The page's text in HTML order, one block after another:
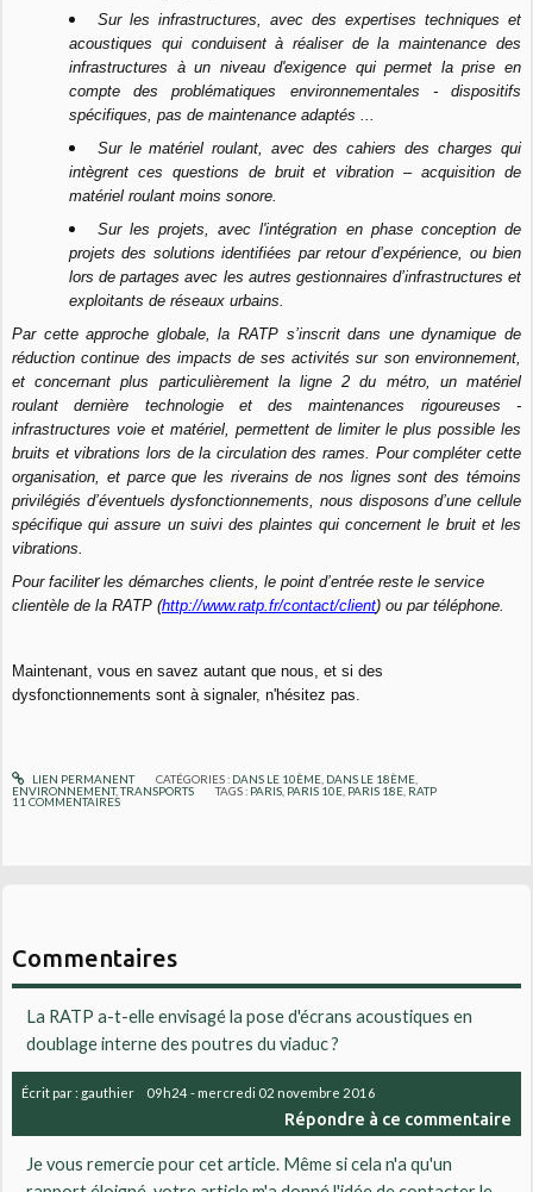
Sur les infrastructures, avec des expertises techniques et
acoustiques qui conduisent à réaliser de la maintenance des
infrastructures à un niveau d'exigence qui permet la prise en
compte des problématiques environnementales - dispositifs
spécifiques, pas de maintenance adaptés ...
Sur le matériel roulant, avec des cahiers des charges qui
intègrent ces questions de bruit et vibration – acquisition de
matériel roulant moins sonore.
Sur les projets, avec l'intégration en phase conception de
projets des solutions identifiées par retour d’expérience, ou bien
lors de partages avec les autres gestionnaires d’infrastructures et
exploitants de réseaux urbains.
Par cette approche globale, la RATP s’inscrit dans une dynamique de
réduction continue des impacts de ses activités sur son environnement,
et concernant plus particulièrement la ligne 2 du métro, un matériel
roulant dernière technologie et des maintenances rigoureuses -
infrastructures voie et matériel, permettent de limiter le plus possible les
bruits et vibrations lors de la circulation des rames. Pour compléter cette
organisation, et parce que les riverains de nos lignes sont des témoins
privilégiés d’éventuels dysfonctionnements, nous disposons d’une cellule
spécifique qui assure un suivi des plaintes qui concernent le bruit et les
vibrations.
Pour faciliterles démarches clients,le point d’entrée reste le service
clientèle de la RATP (http://www.ratp.fr/contact/client) ou par téléphone.
Maintenant, vous en savez autant que nous, et si des
dysfonctionnements sont à signaler, n'hésitez pas.
LIEN PERMANENT CATÉGORIES : DANS LE 10ÈME, DANS LE 18ÈME,
ENVIRONNEMENT,TRANSPORTS TAGS : PARIS PARIS 10E PARIS 18E RATP
11 COMMENTAIRES
Commentaires
La RATP a-t-elle envisagé la pose d'écrans acoustiques en
doublage interne des poutres du viaduc ?
Écrit par : gauthier 09h24- mercredi 02 novembre 2016
Répondre à ce commentaire
Je vous remercie pour cet article. Même si cela n'a qu'un